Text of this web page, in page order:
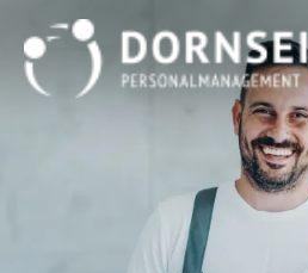
Für Arbeitnehmer
Für Unternehmen